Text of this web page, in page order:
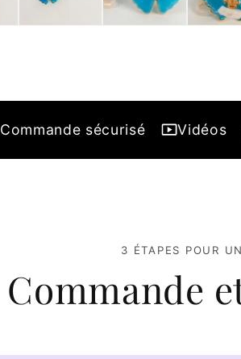
Commande sécurisé Vidéos
3 ÉTAPES POUR
Commande